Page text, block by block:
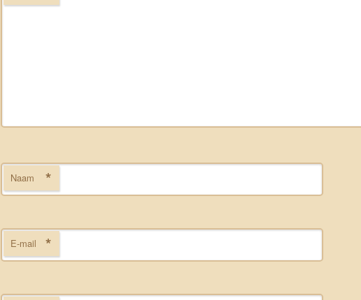
Naam *
E-mail *